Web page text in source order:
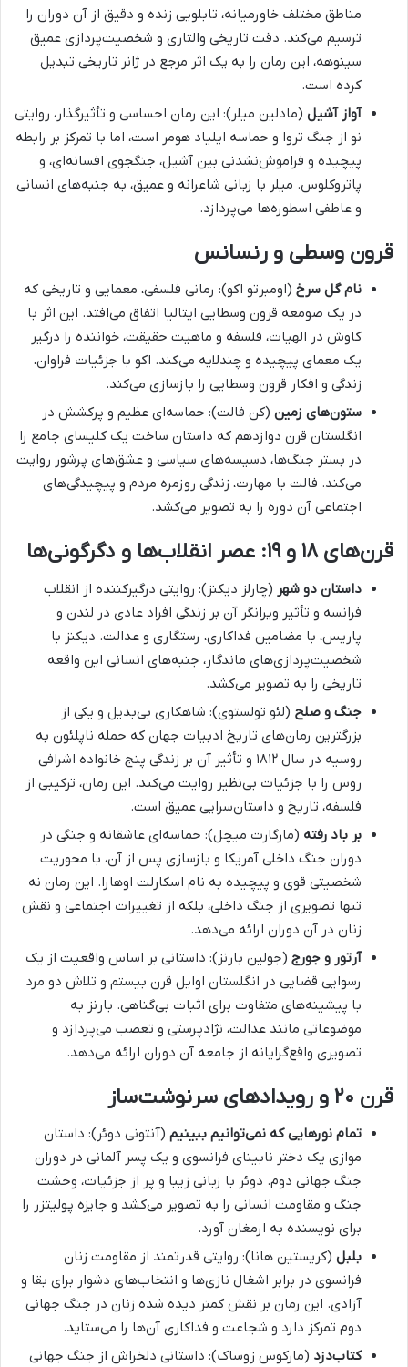
مناطق مختلف خاورمیانه، تابلویی زنده و دقیق از آن دوران را
ترسیم می‌کند. دقت تاریخی والتاری و شخصیت‌پردازی عمیق
سینوهه، این رمان را به یک اثر مرجع در ژانر تاریخی تبدیل
کرده است.
آواز آشیل (مادلین میلر): این رمان احساسی و تأثیرگذار، روایتی
نو از جنگ تروا و حماسه ایلیاد هومر است، اما با تمرکز بر رابطه
پیچیده و فراموش‌نشدنی بین آشیل، جنگجوی افسانه‌ای، و
پاتروکلوس. میلر با زبانی شاعرانه و عمیق، به جنبه‌های انسانی
و عاطفی اسطوره‌ها می‌پردازد.
قرون وسطی و رنسانس
نام گل سرخ (اومبرتو اکو): رمانی فلسفی، معمایی و تاریخی که
در یک صومعه قرون وسطایی ایتالیا اتفاق می‌افتد. این اثر با
کاوش در الهیات، فلسفه و ماهیت حقیقت، خواننده را درگیر
یک معمای پیچیده و چندلایه می‌کند. اکو با جزئیات فراوان،
زندگی و افکار قرون وسطایی را بازسازی می‌کند.
ستون‌های زمین (کن فالت): حماسه‌ای عظیم و پرکشش در
انگلستان قرن دوازدهم که داستان ساخت یک کلیسای جامع را
در بستر جنگ‌ها، دسیسه‌های سیاسی و عشق‌های پرشور روایت
می‌کند. فالت با مهارت، زندگی روزمره مردم و پیچیدگی‌های
اجتماعی آن دوره را به تصویر می‌کشد.
قرن‌های ۱۸ و ۱۹: عصر انقلاب‌ها و دگرگونی‌ها
داستان دو شهر (چارلز دیکنز): روایتی درگیرکننده از انقلاب
فرانسه و تأثیر ویرانگر آن بر زندگی افراد عادی در لندن و
پاریس، با مضامین فداکاری، رستگاری و عدالت. دیکنز با
شخصیت‌پردازی‌های ماندگار، جنبه‌های انسانی این واقعه
تاریخی را به تصویر می‌کشد.
جنگ و صلح (لئو تولستوی): شاهکاری بی‌بدیل و یکی از
بزرگترین رمان‌های تاریخ ادبیات جهان که حمله ناپلئون به
روسیه در سال ۱۸۱۲ و تأثیر آن بر زندگی پنج خانواده اشرافی
روس را با جزئیات بی‌نظیر روایت می‌کند. این رمان، ترکیبی از
فلسفه، تاریخ و داستان‌سرایی عمیق است.
بر باد رفته (مارگارت میچل): حماسه‌ای عاشقانه و جنگی در
دوران جنگ داخلی آمریکا و بازسازی پس از آن، با محوریت
شخصیتی قوی و پیچیده به نام اسکارلت اوهارا. این رمان نه
تنها تصویری از جنگ داخلی، بلکه از تغییرات اجتماعی و نقش
زنان در آن دوران ارائه می‌دهد.
آرتور و جورج (جولین بارنز): داستانی بر اساس واقعیت از یک
رسوایی قضایی در انگلستان اوایل قرن بیستم و تلاش دو مرد
با پیشینه‌های متفاوت برای اثبات بی‌گناهی. بارنز به
موضوعاتی مانند عدالت، نژادپرستی و تعصب می‌پردازد و
تصویری واقع‌گرایانه از جامعه آن دوران ارائه می‌دهد.
قرن ۲۰ و رویدادهای سرنوشت‌ساز
تمام نورهایی که نمی‌توانیم ببینیم (آنتونی دوئر): داستان
موازی یک دختر نابینای فرانسوی و یک پسر آلمانی در دوران
جنگ جهانی دوم. دوئر با زبانی زیبا و پر از جزئیات، وحشت
جنگ و مقاومت انسانی را به تصویر می‌کشد و جایزه پولیتزر را
برای نویسنده به ارمغان آورد.
بلبل (کریستین هانا): روایتی قدرتمند از مقاومت زنان
فرانسوی در برابر اشغال نازی‌ها و انتخاب‌های دشوار برای بقا و
آزادی. این رمان بر نقش کمتر دیده شده زنان در جنگ جهانی
دوم تمرکز دارد و شجاعت و فداکاری آن‌ها را می‌ستاید.
کتاب‌دزد (مارکوس زوساک): داستانی دلخراش از جنگ جهانی